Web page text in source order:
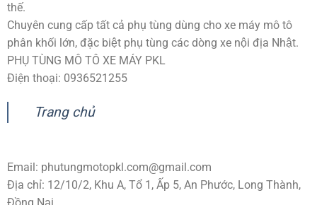
thế.
Chuyên cung cấp tất cả phụ tùng dùng cho xe máy mô tô
phân khối lớn, đặc biệt phụ tùng các dòng xe nội địa Nhật.
PHỤ TÙNG MÔ TÔ XE MÁY PKL
Điện thoại: 0936521255
Trang chủ
Email: phutungmotopkl.com@gmail.com
Địa chỉ: 12/10/2, Khu A, Tổ 1, Ấp 5, An Phước, Long Thành,